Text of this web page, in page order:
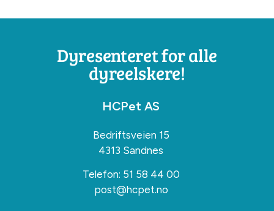
Dyresenteret for alle
dyreelskere!
HCPet AS
Bedriftsveien 15
4313 Sandnes
Telefon: 51 58 44 00
post@hcpet.no